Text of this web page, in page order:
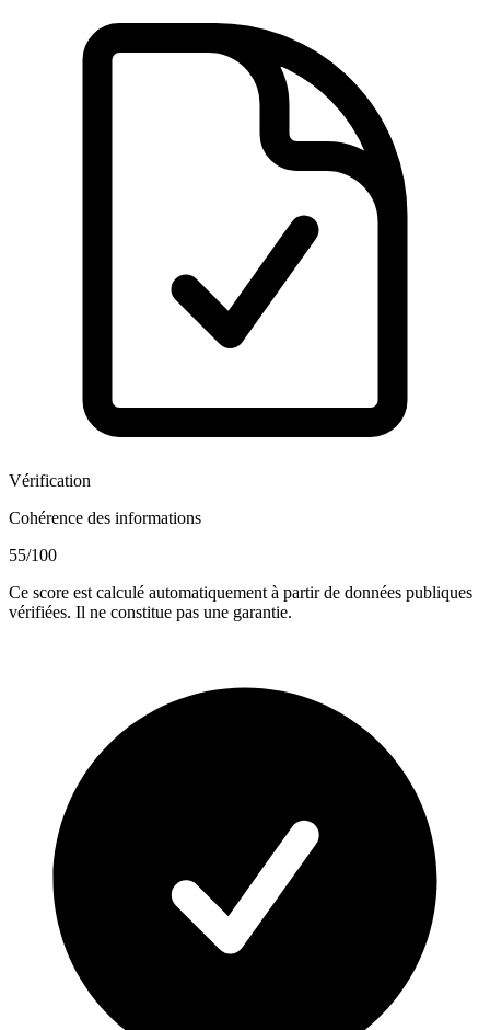
Vérification
Cohérence des informations
55/100
Ce score est calculé automatiquement à partir de données publiques
vérifiées. Il ne constitue pas une garantie.